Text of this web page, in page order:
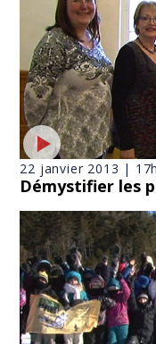
22 janvier 2013 |
Démystifier les